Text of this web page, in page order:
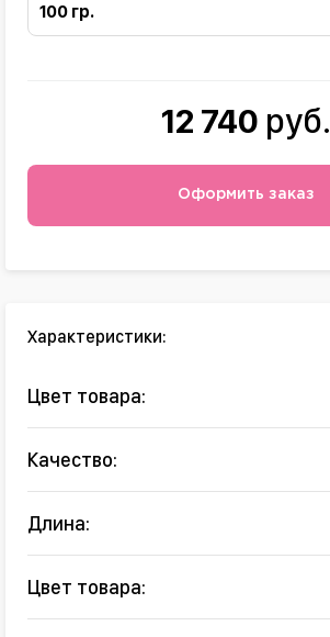
100 гр.
12 740 руб.
Оформить заказ
Характеристики:
Цвет товара:
Качество:
Длина:
Цвет товара: